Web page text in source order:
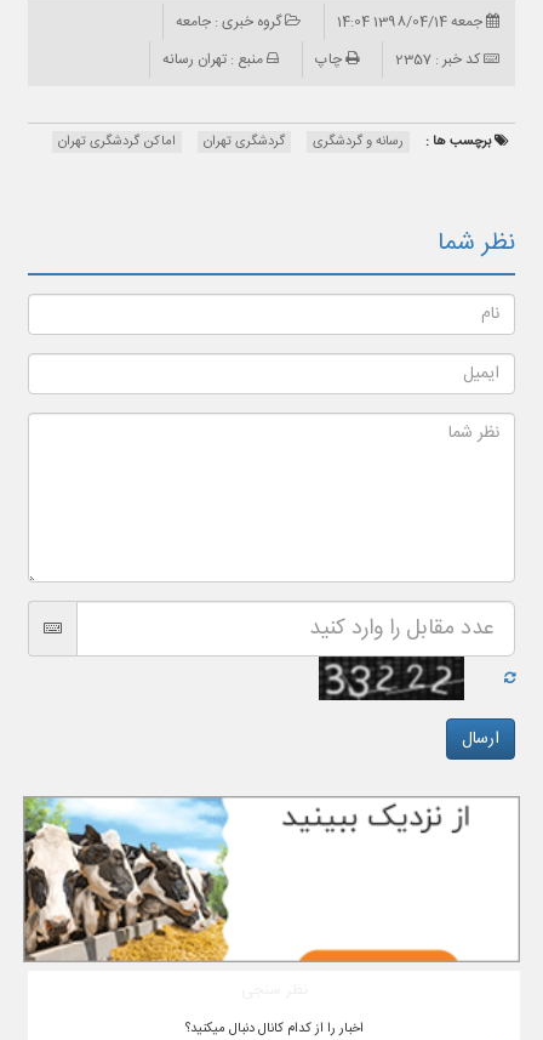
جمعه 1398/04/14 14:04
گروه خبری : جامعه
کد خبر : 2357
چاپ منبع : تهران رسانه
برچسب ها : رسانه و گردشگری گردشگری تهران اماکن گردشگری تهران
نظر شما
اخبار را از کدام کانال دنبال میکنید؟